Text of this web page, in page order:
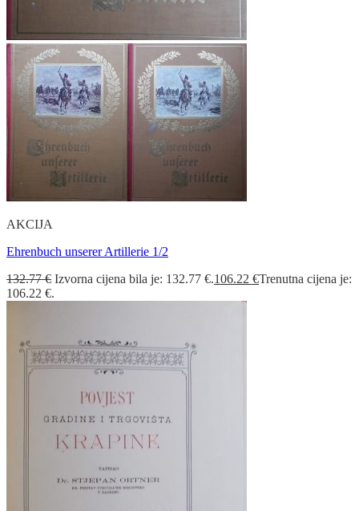
AKCIJA
Ehrenbuch unserer Artillerie 1/2
132.77€ Izvorna cijena bila je: 132.77 €.106.22 €Trenutna cijena je:
106.22 €.